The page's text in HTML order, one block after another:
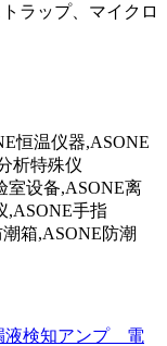
ラップ、マイクロ
恒温仪器,ASONE
析特殊仪
室设备,ASONE离
,ASONE手指
箱,ASONE防潮
液検知アンプ 電